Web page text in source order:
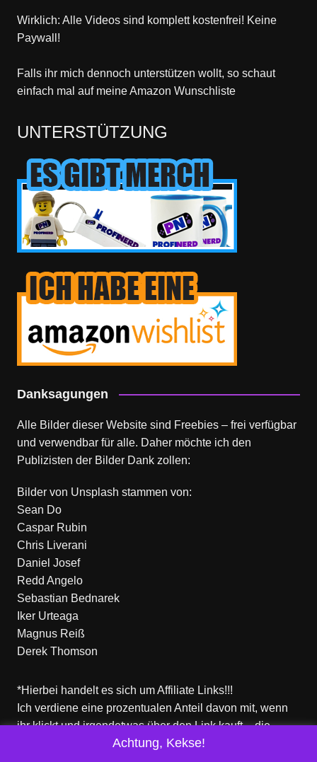
Wirklich: Alle Videos sind komplett kostenfrei! Keine
Paywall!
Falls ihr mich dennoch unterstützen wollt, so schaut
einfach mal auf meine Amazon Wunschliste
UNTERSTÜTZUNG
Danksagungen
Alle Bilder dieser Website sind Freebies – frei verfügbar
und verwendbar für alle. Daher möchte ich den
Publizisten der Bilder Dank zollen:
Bilder von Unsplash stammen von:
Sean Do
Caspar Rubin
Chris Liverani
Daniel Josef
Redd Angelo
Sebastian Bednarek
Iker Urteaga
Magnus Reiß
Derek Thomson
*Hierbei handelt es sich um Affiliate Links!!!
Ich verdiene eine prozentualen Anteil davon mit, wenn
ihr klickt und irgendetwas über den Link kauft – die
Produkte dort sind aber nicht von mir!
Achtung, Kekse!